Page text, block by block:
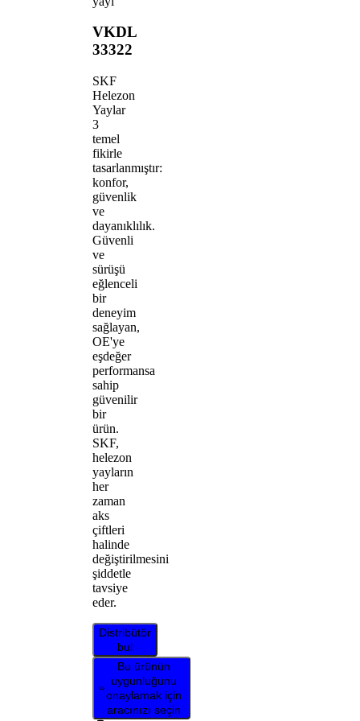
VKDL
33322
SKF
Helezon
Yaylar
3
temel
fikirle
tasarlanmıştır:
konfor,
güvenlik
ve
dayanıklılık.
Güvenli
ve
sürüşü
eğlenceli
bir
deneyim
sağlayan,
OE'ye
eşdeğer
performansa
sahip
güvenilir
bir
ürün.
SKF,
helezon
yayların
her
zaman
aks
çiftleri
halinde
değiştirilmesini
şiddetle
tavsiye
eder.
Distribütör
bul
Bu ürünün
uygunluğunu
onaylamak için
aracınızı seçin